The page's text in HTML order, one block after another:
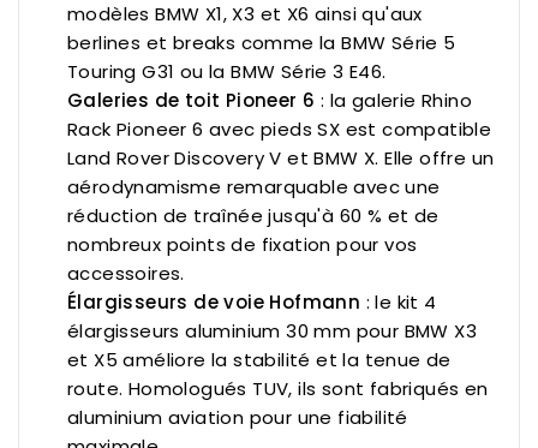
modèlesBMW X1, X3 et X6 ainsi qu'aux
berlines et breaks comme laBMW Série 5
Touring G31 ou laBMW Série 3 E46.
Galeries de toit Pioneer 6 : la galerie Rhino
Rack Pioneer 6 avec pieds SX est compatible
Land Rover Discovery V et BMW X. Elle offre un
aérodynamisme remarquable avec une
réduction de traînée jusqu'à 60 % et de
nombreux points de fixation pour vos
accessoires.
Élargisseurs de voie Hofmann : le kit 4
élargisseurs aluminium 30 mm pour BMW X3
et X5 améliore la stabilité et la tenue de
route. Homologués TUV, ils sont fabriqués en
aluminium aviation pour une fiabilité